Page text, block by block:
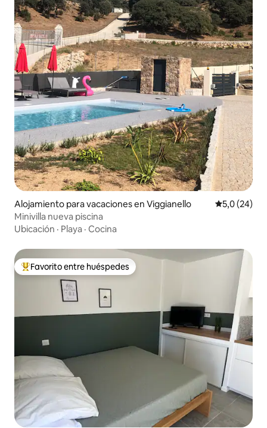
Alojamiento para vacaciones en Viggianello Calificación
5,0 (24)
Minivilla nueva piscina
Ubicación · Playa · Cocina
Favorito entre los huéspedes más destacados
Favorito entre huéspedes